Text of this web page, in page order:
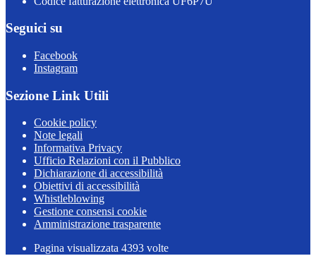
Seguici su
Facebook
Instagram
Sezione Link Utili
Cookie policy
Note legali
Informativa Privacy
Ufficio Relazioni con il Pubblico
Dichiarazione di accessibilità
Obiettivi di accessibilità
Whistleblowing
Gestione consensi cookie
Amministrazione trasparente
Pagina visualizzata 4393 volte